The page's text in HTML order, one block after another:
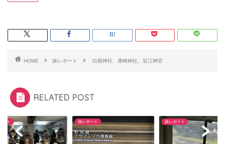
HOME 旅レポート 白髭神社、唐崎神社、近江神宮
RELATED POST
ート 旅レポート 旅レポート